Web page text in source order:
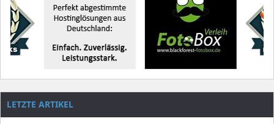
LETZTE ARTIKEL